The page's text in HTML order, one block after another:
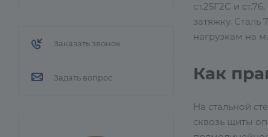
ст.25Г2С и
затяжку.
нагрузкам на
Как
На стальной
сквозь щиты
Заказать звонок
Задать вопрос